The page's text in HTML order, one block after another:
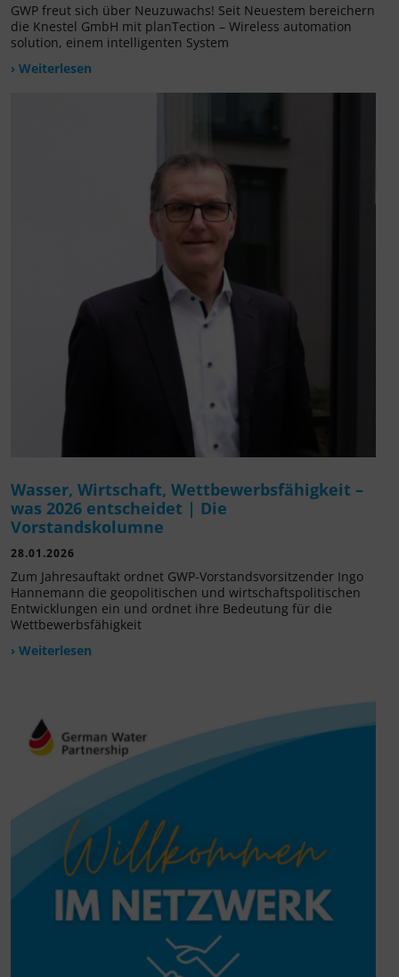
GWP freut sich über Neuzuwachs! Seit Neuestem bereichern
die Knestel GmbH mit planTection – Wireless automation
solution, einem intelligenten System
› Weiterlesen
Wasser, Wirtschaft, Wettbewerbsfähigkeit –
was 2026 entscheidet | Die
Vorstandskolumne
28.01.2026
Zum Jahresauftakt ordnet GWP-Vorstandsvorsitzender Ingo
Hannemann die geopolitischen und wirtschaftspolitischen
Entwicklungen ein und ordnet ihre Bedeutung für die
Wettbewerbsfähigkeit
› Weiterlesen